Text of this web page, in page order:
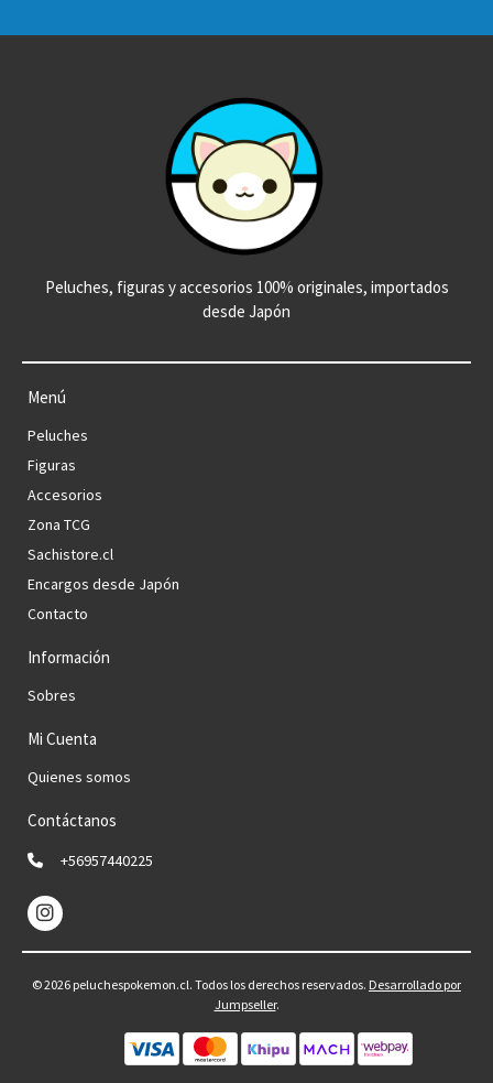
Peluches, figuras y accesorios 100% originales, importados
desde Japón
Menú
Peluches
Figuras
Accesorios
Zona TCG
Sachistore.cl
Encargos desde Japón
Contacto
Información
Sobres
Mi Cuenta
Quienes somos
Contáctanos
+56957440225
© 2026 peluchespokemon.cl. Todos los derechos reservados. Desarrollado por
Jumpseller.